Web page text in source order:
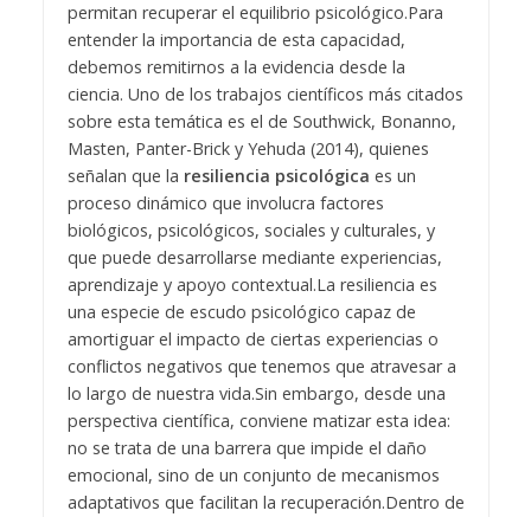
permitan recuperar el equilibrio psicológico.Para
entender la importancia de esta capacidad,
debemos remitirnos a la evidencia desde la
ciencia. Uno de los trabajos científicos más citados
sobre esta temática es el de Southwick, Bonanno,
Masten, Panter-Brick y Yehuda (2014), quienes
señalan que la resiliencia psicológica es un
proceso dinámico que involucra factores
biológicos, psicológicos, sociales y culturales, y
que puede desarrollarse mediante experiencias,
aprendizaje y apoyo contextual.La resiliencia es
una especie de escudo psicológico capaz de
amortiguar el impacto de ciertas experiencias o
conflictos negativos que tenemos que atravesar a
lo largo de nuestra vida.Sin embargo, desde una
perspectiva científica, conviene matizar esta idea:
no se trata de una barrera que impide el daño
emocional, sino de un conjunto de mecanismos
adaptativos que facilitan la recuperación.Dentro de